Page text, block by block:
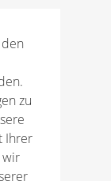
zu
Ihrer
wir